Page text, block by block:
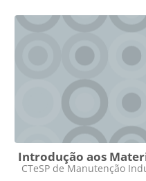
Introdução aos
Course category
CTeSP de Manutenção